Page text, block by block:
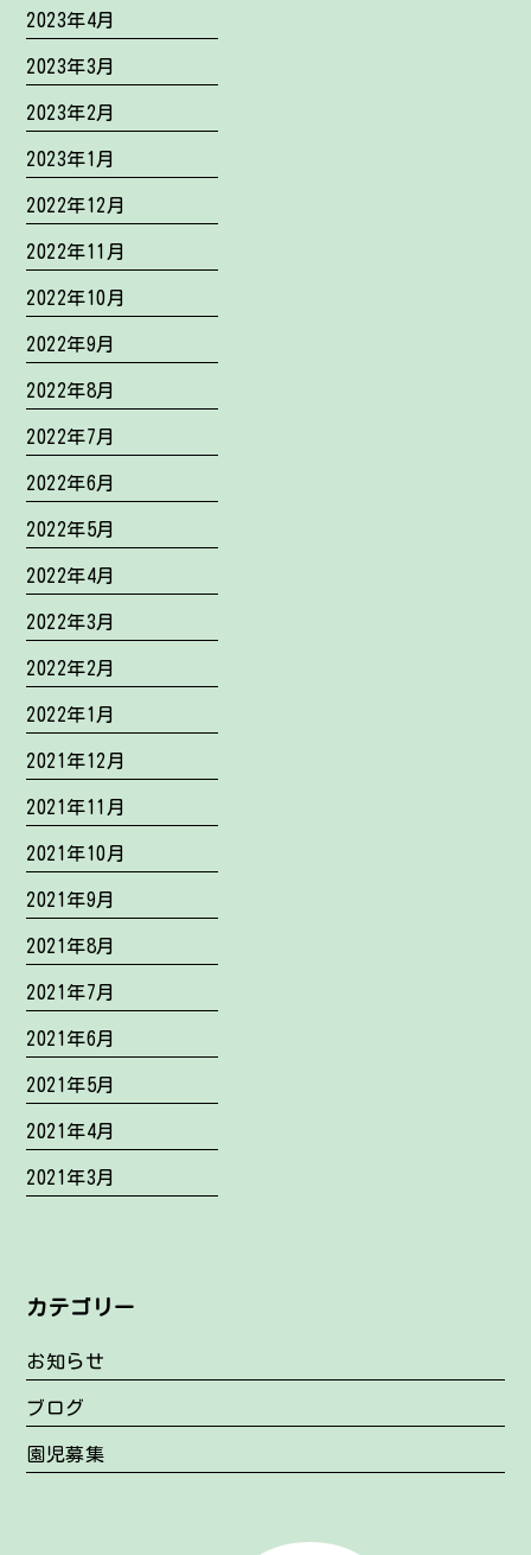
2023年4月
2023年3月
2023年2月
2023年1月
2022年12月
2022年11月
2022年10月
2022年9月
2022年8月
2022年7月
2022年6月
2022年5月
2022年4月
2022年3月
2022年2月
2022年1月
2021年12月
2021年11月
2021年10月
2021年9月
2021年8月
2021年7月
2021年6月
2021年5月
2021年4月
2021年3月
カテゴリー
お知らせ
ブログ
園児募集